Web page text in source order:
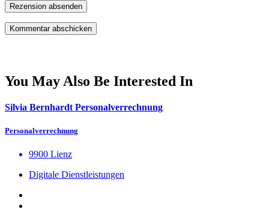
Rezension absenden
You May Also Be Interested In
Silvia Bernhardt Personalverrechnung
Personalverrechnung
9900 Lienz
Digitale Dienstleistungen